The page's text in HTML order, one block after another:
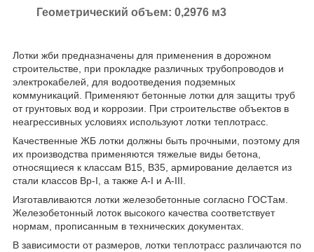
Геометрический объем: 0,2976 м3
Лотки жби предназначены для применения в дорожном
строительстве, при прокладке различных трубопроводов и
электрокабелей, для водоотведения подземных
коммуникаций. Применяют бетонные лотки для защиты труб
от грунтовых вод и коррозии. При строительстве объектов в
неагрессивных условиях используют лотки теплотрасс.
Качественные ЖБ лотки должны быть прочными, поэтому для
их производства применяются тяжелые виды бетона,
относящиеся к классам В15, В35, армирование делается из
стали классов Вр-I, а также А-I и А-III.
Изготавливаются лотки железобетонные согласно ГОСТам.
Железобетонный лоток высокого качества соответствует
нормам, прописанным в технических документах.
В зависимости от размеров, лотки теплотрасс различаются по